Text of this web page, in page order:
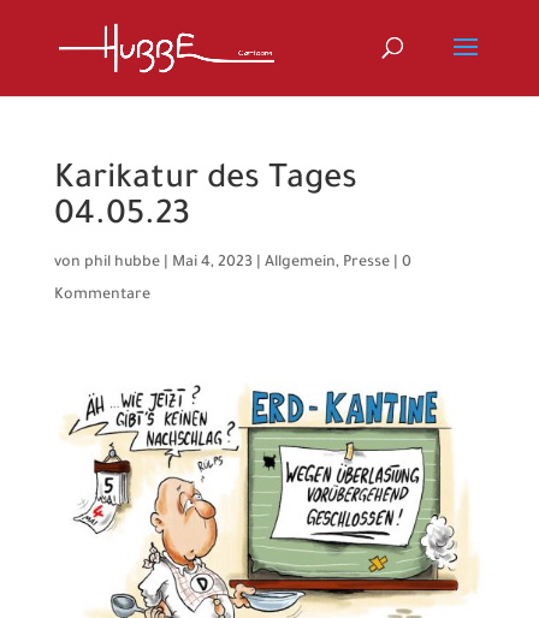
Karikatur des Tages
04.05.23
von phil hubbe| Mai 4, 2023| Allgemein, Presse| 0
Kommentare